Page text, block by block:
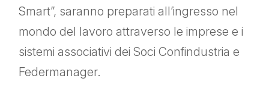
Smart”, saranno preparati all’ingresso nel
mondo del lavoro attraverso le imprese e i
sistemi associativi dei Soci Confindustria e
Federmanager.